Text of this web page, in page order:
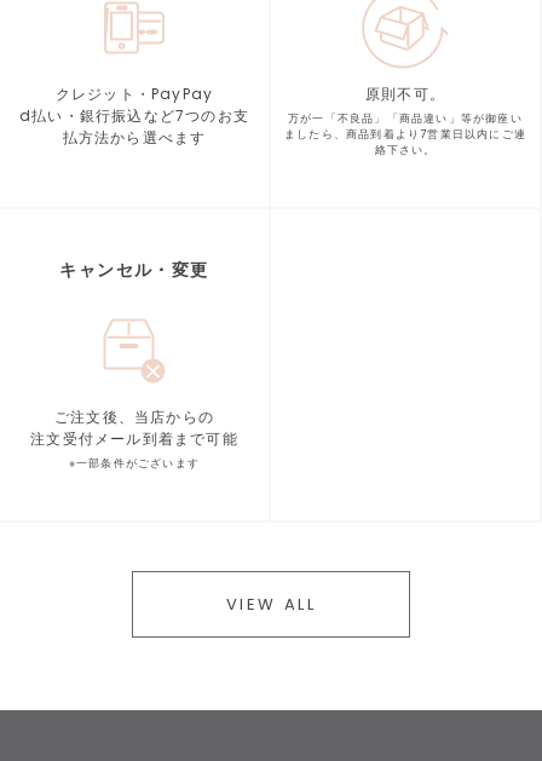
クレジット・PayPay
d払い・銀行振込など7つのお支
払方法から選べます
原則不可。
万が一「不良品」「商品違い」等が御座い
ましたら、商品到着より7営業日以内にご連
絡下さい。
キャンセル・変更
ご注文後、当店からの
注文受付メール到着まで可能
※一部条件がございます
VIEW ALL